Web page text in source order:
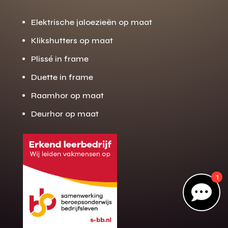
Gratis offerte
op maat?
Gratis inmeting (voorwaarden)
Volledig ontzorgd
Wij werken landelijk
100+ stoffen
Gratis offerte
Direct bellen
Elektrische jaloezieën op maat
Klikshutters op maat
Plissé in frame
Duette in frame
Raamhor op maat
Deurhor op maat

1